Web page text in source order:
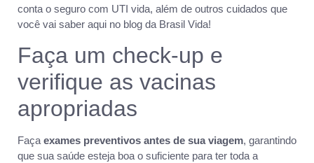
conta o seguro com UTI vida, além de outros cuidados que
você vai saber aqui no blog da Brasil Vida!
Faça um check-up e
verifique as vacinas
apropriadas
Faça exames preventivos antes de sua viagem, garantindo
que sua saúde esteja boa o suficiente para ter toda a